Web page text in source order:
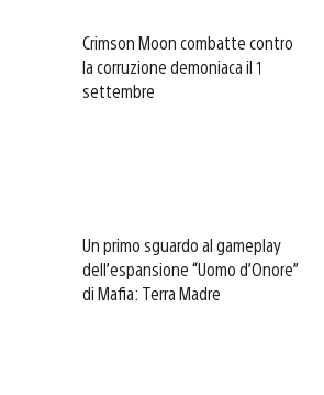
Crimson Moon combatte contro
la corruzione demoniaca il 1
settembre
Un primo sguardo al gameplay
dell’espansione “Uomo d’Onore”
di Mafia: Terra Madre